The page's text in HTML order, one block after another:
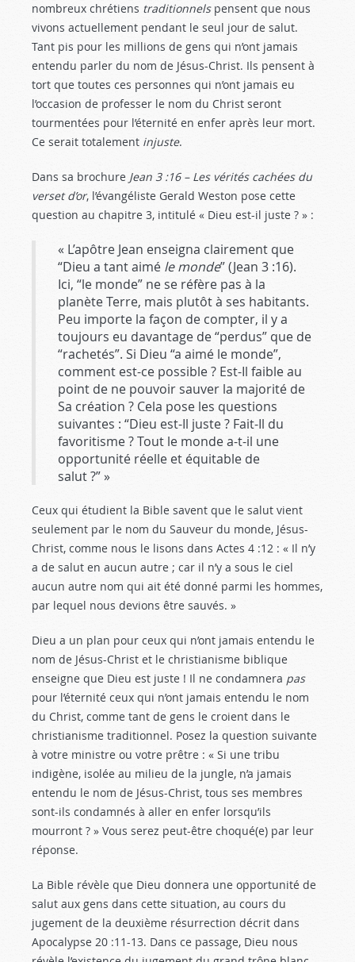
nombreux chrétiens traditionnelspensent que nous
vivons actuellement pendant le seul jour de salut.
Tant pis pour les millions de gens qui n’ont jamais
entendu parler du nom de Jésus-Christ. Ils pensent à
tort que toutes ces personnes qui n’ont jamais eu
l’occasion de professer le nom du Christ seront
tourmentées pour l’éternité en enfer après leur mort.
Ce serait totalement injuste.
Dans sa brochure Jean 3 :16– Les vérités cachées du
verset d’or, l’évangéliste Gerald Weston pose cette
question au chapitre 3, intitulé « Dieu est-il juste ? » :
« L’apôtre Jean enseigna clairement que
“Dieu a tant aimé le monde” (Jean 3 :16).
Ici, “le monde” ne se réfère pas à la
planète Terre, mais plutôt à ses habitants.
Peu importe la façon de compter, il y a
toujours eu davantage de “perdus” que de
“rachetés”. Si Dieu “a aimé le monde”,
comment est-ce possible ? Est-Il faible au
point de ne pouvoir sauver la majorité de
Sa création ? Cela pose les questions
suivantes : “Dieu est-Il juste ? Fait-Il du
favoritisme ? Tout le monde a-t-il une
opportunité réelle et équitable de
salut ?” »
Ceux qui étudient la Bible savent que le salut vient
seulement par le nom du Sauveur du monde, Jésus-
Christ, comme nous le lisons dans Actes 4 :12 : « Il n’y
a de salut en aucun autre ; car il n’y a sous le ciel
aucun autre nom qui ait été donné parmi les hommes,
par lequel nous devions être sauvés. »
Dieu a un plan pour ceux qui n’ont jamais entendu le
nom de Jésus-Christ et le christianisme biblique
enseigne que Dieu est juste ! Il ne condamnera pas
pour l’éternité ceux qui n’ont jamais entendu le nom
du Christ, comme tant de gens le croient dans le
christianisme traditionnel. Posez la question suivante
à votre ministre ou votre prêtre : « Si une tribu
indigène, isolée au milieu de la jungle, n’a jamais
entendu le nom de Jésus-Christ, tous ses membres
sont-ils condamnés à aller en enfer lorsqu’ils
mourront ? » Vous serez peut-être choqué(e) par leur
réponse.
La Bible révèle que Dieu donnera une opportunité de
salut aux gens dans cette situation, au cours du
jugement de la deuxième résurrection décrit dans
Apocalypse 20 :11-13. Dans ce passage, Dieu nous